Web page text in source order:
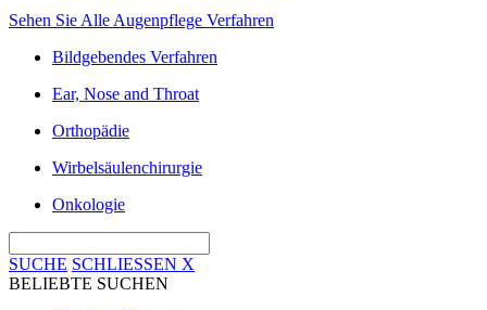
Sehen Sie Alle Augenpflege Verfahren
Bildgebendes Verfahren
Ear, Nose and Throat
Orthopädie
Wirbelsäulenchirurgie
Onkologie
SUCHE SCHLIESSEN X
BELIEBTE SUCHEN